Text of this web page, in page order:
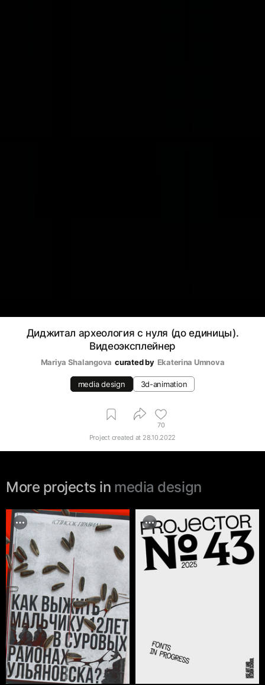
Диджитал археология с нуля (до единицы).
Видеоэксплейнер
Mariya Shalangova curated by Ekaterina Umnova
media design 3d-animation
70
Project created at 28.10.2022
More projects in media design